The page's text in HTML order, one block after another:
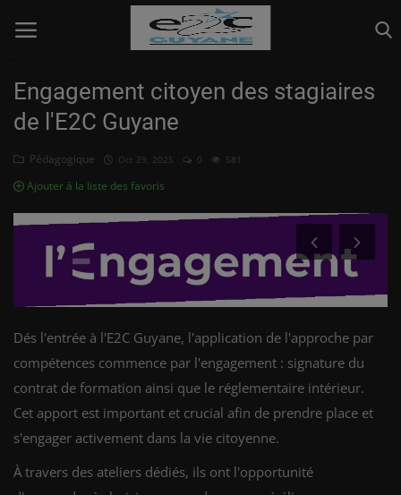
Info page
Pédagogique
Vie collective
Connexion
Engagement citoyen des stagiaires
de l'E2C Guyane
Pédagogique Oct 29, 2025 0 581
Ajouter à la liste des favoris
Dés l'entrée à l'E2C Guyane, l'application de l'approche par
compétences commence par l'engagement : signature du
contrat de formation ainsi que le réglementaire intérieur.
Cet apport est important et crucial afin de prendre place et
s'engager activement dans la vie citoyenne.
À travers des ateliers dédiés, ils ont l'opportunité